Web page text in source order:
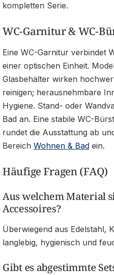
kompletten Serie.
WC-Garnitur & WC-
Eine WC-Garnitur verbindet
einer optischen Einheit.
Glasbehälter wirken
reinigen; herausnehmbare
Hygiene. Stand- oder
Bad an. Eine stabile WC-
rundet die Ausstattung ab
Bereich Wohnen & Bad ein.
Häufige Fragen (FAQ)
Aus welchem Material
Accessoires?
Überwiegend aus Edelstahl,
langlebig, hygienisch und
Gibt es abgestimmte